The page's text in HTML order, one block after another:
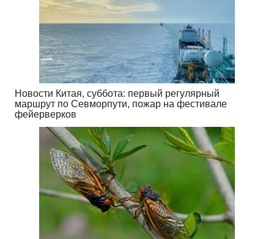
Новости Китая, суббота: первый регулярный
маршрут по Севморпути, пожар на фестивале
фейерверков